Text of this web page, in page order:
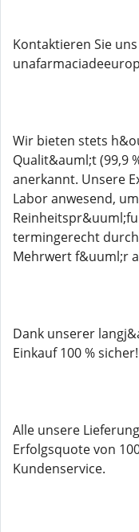
Kontaktieren Sie
Wir bieten stets
Qualit&auml;t (99,9
anerkannt. Unsere
Labor anwesend,
termingerecht
Mehrwert f&uuml;r
Dank unserer
Einkauf 100 % sicher!
Alle unsere
Erfolgsquote von
Kundenservice.